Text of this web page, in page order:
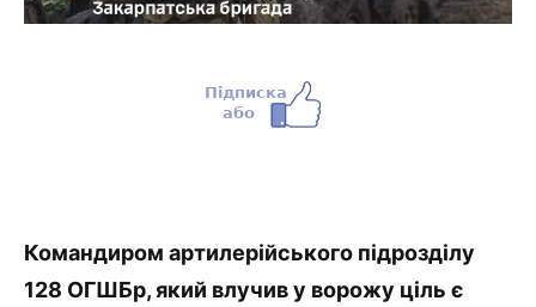
Командиром артилерійського підрозділу
128 ОГШБр, який влучив у ворожу ціль є